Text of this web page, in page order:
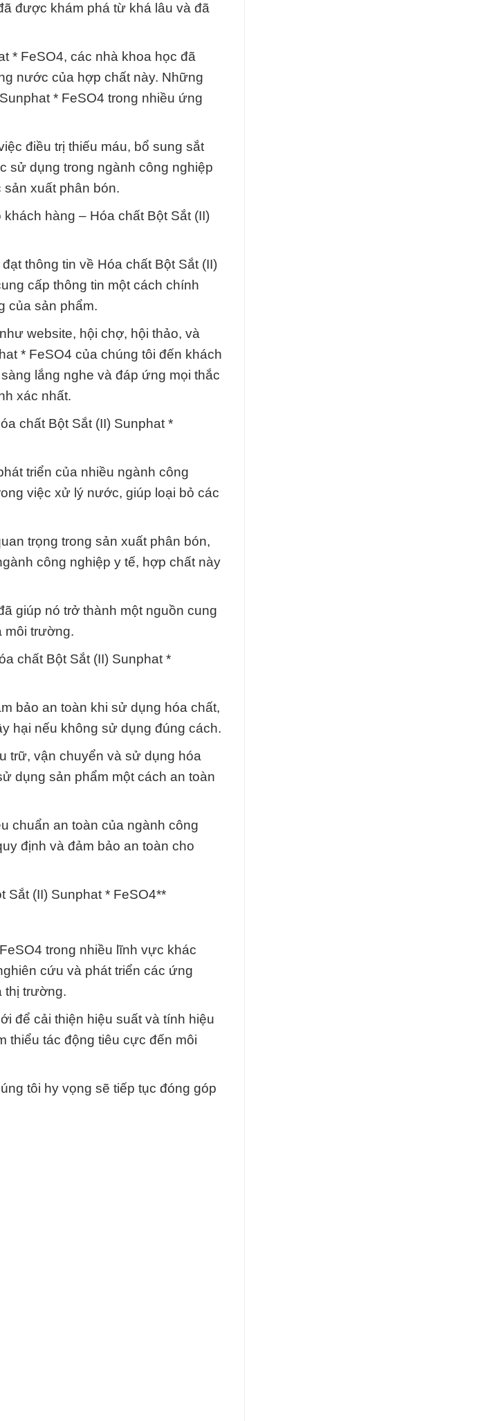
được khám phá từ khá lâu và đã
* FeSO4, các nhà khoa học đã
nước của hợp chất này. Những
* FeSO4 trong nhiều ứng
điều trị thiếu máu, bổ sung sắt
sử dụng trong ngành công nghiệp
xuất phân bón.
hàng – Hóa chất Bột Sắt (II)
thông tin về Hóa chất Bột Sắt (II)
cấp thông tin một cách chính
của sản phẩm.
website, hội chợ, hội thảo, và
* FeSO4 của chúng tôi đến khách
lắng nghe và đáp ứng mọi thắc
xác nhất.
chất Bột Sắt (II) Sunphat *
triển của nhiều ngành công
việc xử lý nước, giúp loại bỏ các
trọng trong sản xuất phân bón,
công nghiệp y tế, hợp chất này
giúp nó trở thành một nguồn cung
môi trường.
chất Bột Sắt (II) Sunphat *
bảo an toàn khi sử dụng hóa chất,
hại nếu không sử dụng đúng cách.
trữ, vận chuyển và sử dụng hóa
dụng sản phẩm một cách an toàn
chuẩn an toàn của ngành công
định và đảm bảo an toàn cho
Sắt (II) Sunphat * FeSO4**
trong nhiều lĩnh vực khác
cứu và phát triển các ứng
thị trường.
để cải thiện hiệu suất và tính hiệu
thiểu tác động tiêu cực đến môi
tôi hy vọng sẽ tiếp tục đóng góp